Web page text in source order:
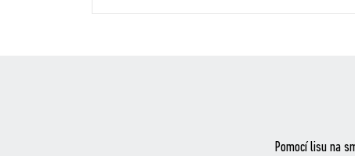
Pomocí lisu na